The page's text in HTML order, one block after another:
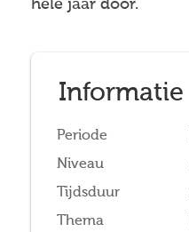
hele jaar door.
Informatie
Periode
Niveau
Tijdsduur
Thema